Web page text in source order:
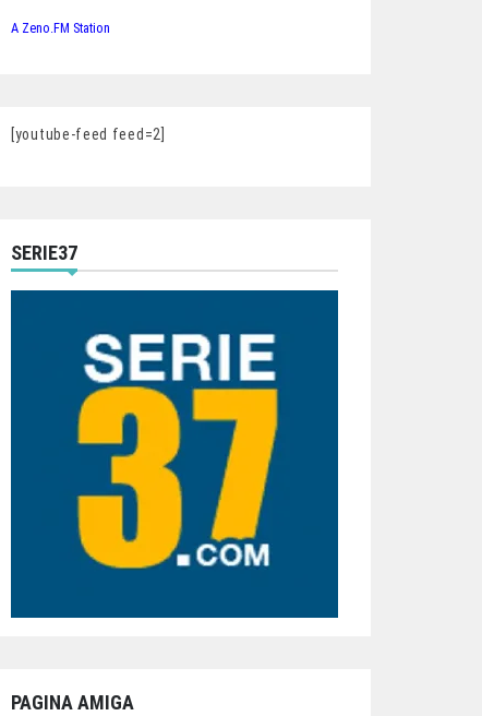
A Zeno.FM Station
[youtube-feed feed=2]
SERIE37
PAGINA AMIGA